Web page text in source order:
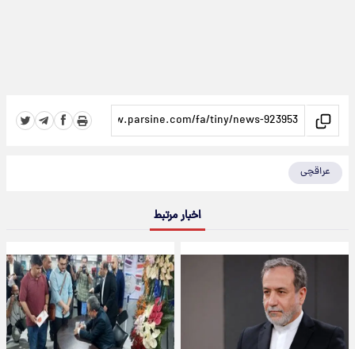
عراقچی
اخبار مرتبط